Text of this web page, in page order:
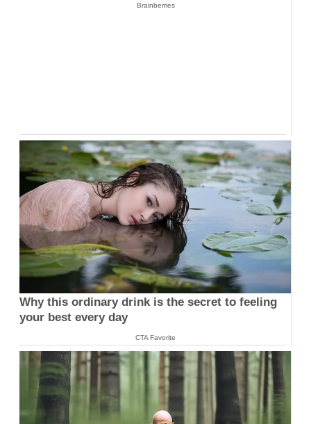
Brainberries
Why this ordinary drink is the secret to feeling
your best every day
CTA Favorite